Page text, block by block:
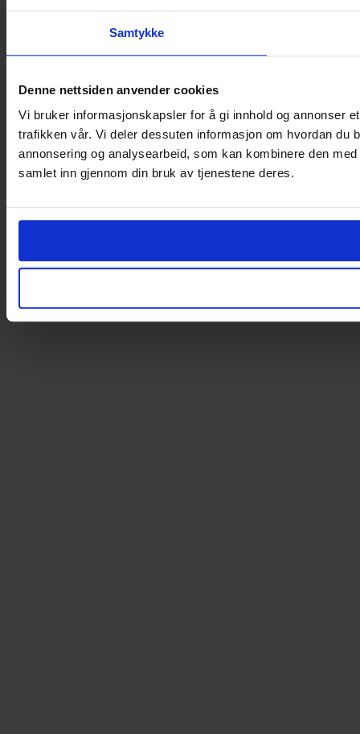
Samtykke
Denne nettsiden anvender cookies
Vi bruker informasjonskapsler for å gi innhold og annonser
trafikken vår. Vi deler dessuten informasjon om hvordan du
annonsering og analysearbeid, som kan kombinere den
samlet inn gjennom din bruk av tjenestene deres.